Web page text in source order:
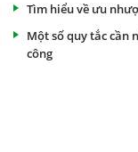
Tìm hiểu về ưu
Một số quy tắc cần
công